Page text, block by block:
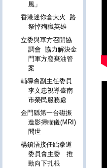
風」
香港迷你倉大火 路
祭悼殉職英雄
立委與軍方召開協
調會 協力解決金
門軍方廢棄油管
案
輔導會副主任委員
李文忠視導臺南
市榮民服務處
金門縣第一台磁振
造影掃瞄儀(MRI)
問世
楊鎮浯接任跆拳道
委員會主委 推
動向下扎根